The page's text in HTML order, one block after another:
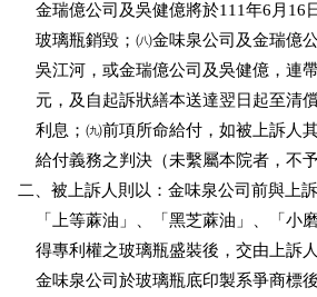
金瑞億公司及吳健億將於111年6月16
玻璃瓶銷毀；㈧金味泉公司及金瑞億
吳江河，或金瑞億公司及吳健億，連
元，及自起訴狀繕本送達翌日起至清
利息；㈨前項所命給付，如被上訴人
給付義務之判決（未繫屬本院者，不
二、被上訴人則以：金味泉公司前與上
「上等蔴油」、「黑芝蔴油」、「小
得專利權之玻璃瓶盛裝後，交由上訴
金味泉公司於玻璃瓶底印製系爭商標